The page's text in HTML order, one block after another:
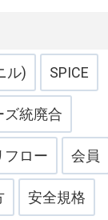
ル) SPICE
ズ統廃合
フロー 会員
安全規格